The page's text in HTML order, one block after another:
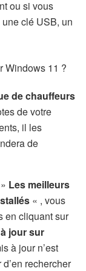
ou si vous
clé USB, un
de chauffeurs
de votre
il les
de
Les meilleurs
« , vous
en cliquant sur
jour sur
à jour n’est
rechercher